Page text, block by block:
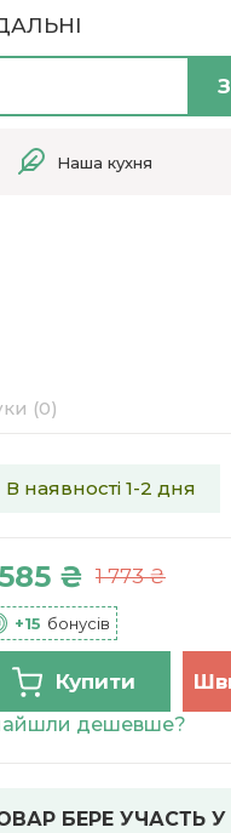
Наша кухня
(0)
В наявності 1-2 дня
₴ 1 773 ₴
+15 бонусів
Купити
дешевше?
БЕРЕ УЧАСТЬ